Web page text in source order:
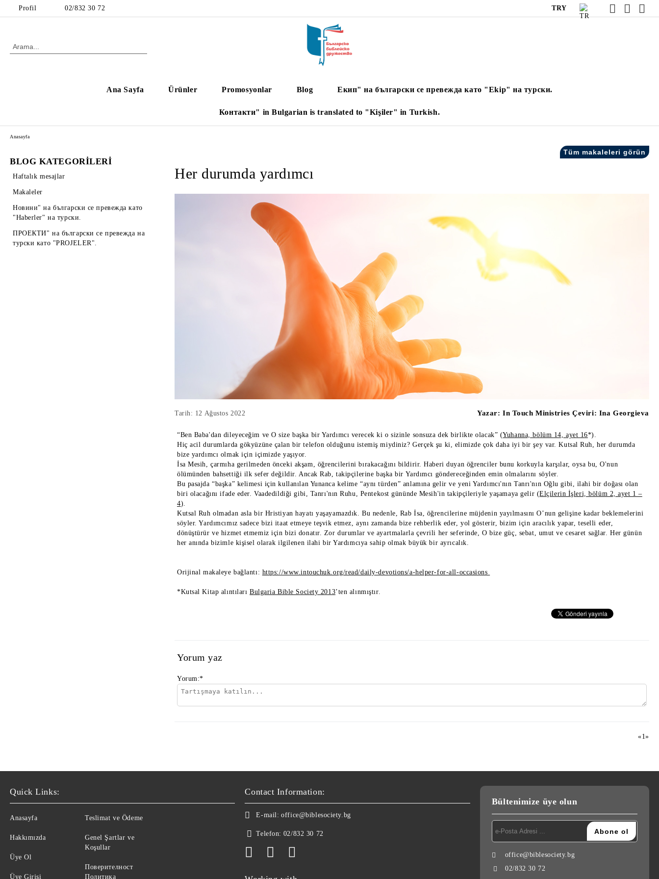
Profil 02/832 30 72 TRY
Ana Sayfa Ürünler Promosyonlar Blog Екип" на български се превежда като "Ekip" на турски.
Контакти" in Bulgarian is translated to "Kişiler" in Turkish.
BLOG KATEGORİLERİ
Haftalık mesajlar
Makaleler
Новини" на български се превежда като
"Haberler" на турски.
ПРОЕКТИ" на български се превежда на
турски като "PROJELER".
Anasayfa
Tüm makaleleri görün
Her durumda yardımcı
Tarih: 12 Ağustos 2022 Yazar: In Touch Ministries Çeviri: Ina Georgieva
“Ben Baba'dan dileyeceğim ve O size başka bir Yardımcı verecek ki o sizinle sonsuza dek birlikte olacak” (Yuhanna, bölüm 14, ayet 16*).
Hiç acil durumlarda gökyüzüne çalan bir telefon olduğunu istemiş miydiniz? Gerçek şu ki, elimizde çok daha iyi bir şey var. Kutsal Ruh, her durumda
bize yardımcı olmak için içimizde yaşıyor.
İsa Mesih, çarmıha gerilmeden önceki akşam, öğrencilerini bırakacağını bildirir. Haberi duyan öğrenciler bunu korkuyla karşılar, oysa bu, O'nun
ölümünden bahsettiği ilk sefer değildir. Ancak Rab, takipçilerine başka bir Yardımcı göndereceğinden emin olmalarını söyler.
Bu pasajda “başka” kelimesi için kullanılan Yunanca kelime “aynı türden” anlamına gelir ve yeni Yardımcı'nın Tanrı'nın Oğlu gibi, ilahi bir doğası olan
biri olacağını ifade eder. Vaadedildiği gibi, Tanrı'nın Ruhu, Pentekost gününde Mesih'in takipçileriyle yaşamaya gelir (Elçilerin İşleri, bölüm 2, ayet 1 –
4).
Kutsal Ruh olmadan asla bir Hristiyan hayatı yaşayamazdık. Bu nedenle, Rab İsa, öğrencilerine müjdenin yayılmasını O’nun gelişine kadar beklemelerini
söyler. Yardımcımız sadece bizi itaat etmeye teşvik etmez, aynı zamanda bize rehberlik eder, yol gösterir, bizim için aracılık yapar, teselli eder,
dönüştürür ve hizmet etmemiz için bizi donatır. Zor durumlar ve ayartmalarla çevrili her seferinde, O bize güç, sebat, umut ve cesaret sağlar. Her günün
her anında bizimle kişisel olarak ilgilenen ilahi bir Yardımcıya sahip olmak büyük bir ayrıcalık.
Orijinal makaleye bağlantı: https://www.intouchuk.org/read/daily-devotions/a-helper-for-all-occasions
*Kutsal Kitap alıntıları Bulgaria Bible Society 2013’ten alınmıştır.
Yorum yaz
Yorum:*
«1»
Quick Links:
Anasayfa
Hakkımızda
Üye Ol
Üye Girişi
Teslimat ve Ödeme
Genel Şartlar ve
Koşullar
Поверителност
Политика
Contact Information:
E-mail: office@biblesociety.bg
Telefon: 02/832 30 72
Bültenimize üye olun
office@biblesociety.bg
02/832 30 72